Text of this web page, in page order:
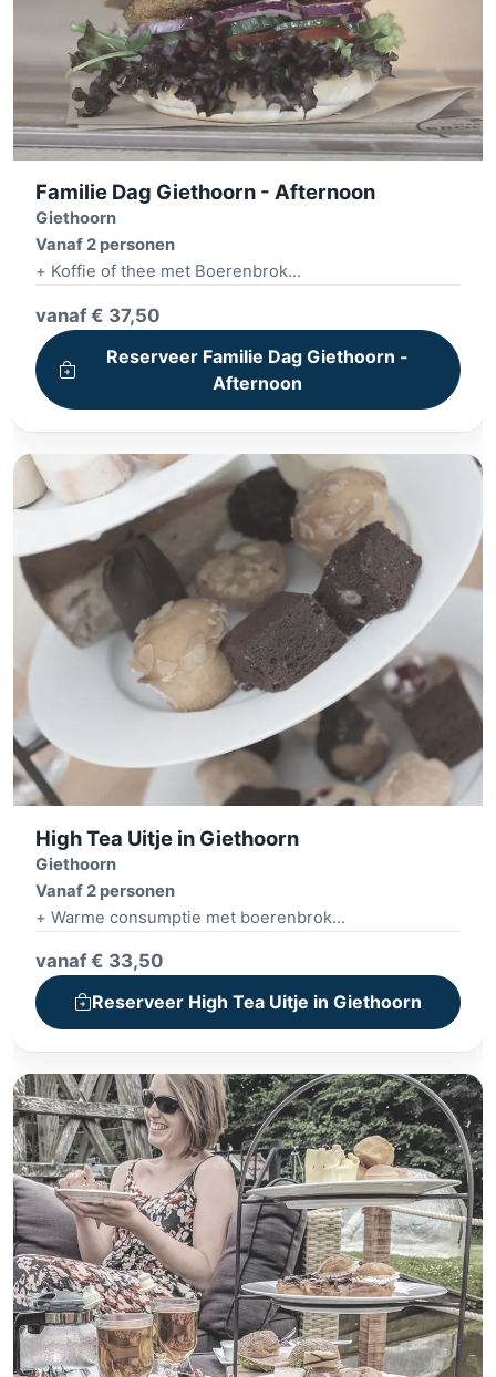
Familie Dag Giethoorn - Afternoon
Giethoorn
Vanaf 2 personen
+ Koffie of thee met Boerenbrok
+ Dorpsbezichtiging
+ Build your own burger + friet
vanaf € 37,50
Reserveer Familie Dag Giethoorn -
Afternoon
High Tea Uitje in Giethoorn
Giethoorn
Vanaf 2 personen
+ Warme consumptie met boerenbrok
+ High Tea, High wine of High Beer
vanaf € 33,50
Reserveer High Tea Uitje in Giethoorn